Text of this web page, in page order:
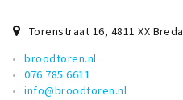
Torenstraat 16, 4811 XX Breda
broodtoren.nl
076 785 6611
info@broodtoren.nl